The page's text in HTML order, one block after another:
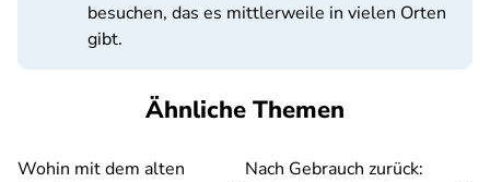
besuchen, das es mittlerweile in vielen Orten
gibt.
Ähnliche Themen
Wohin mit dem alten
Nach Gebrauch zurück: